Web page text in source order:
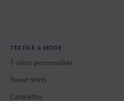
TEXTILE & MODE
T-shirts personnalisés
Sweat-shirts
Casquettes